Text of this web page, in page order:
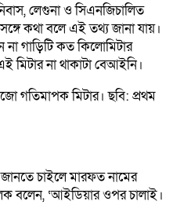
লেগুনা ও সিএনজিচালিত
কথা বলে এই তথ্য জানা যায়।
না গাড়িটি কত কিলোমিটার
মিটার না থাকাটা বেআইনি।
চাইলে মারফত নামের
বলেন, ‘আইডিয়ার ওপর চালাই।